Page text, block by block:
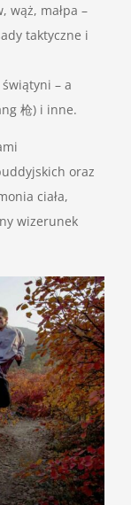
wąż, małpa –
taktyczne i
– a
枪) i inne.
oraz
ciała,
wizerunek